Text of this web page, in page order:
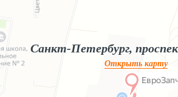
Яндекс.Карты
Яндекс.Карты — поиск мест и адресов, городской
Санкт-Петербург,
Открыть карту